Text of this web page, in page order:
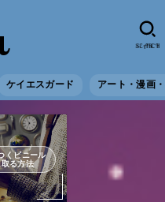
ケイエスガード アート・漫画
SEARCH
くビニール
る方法